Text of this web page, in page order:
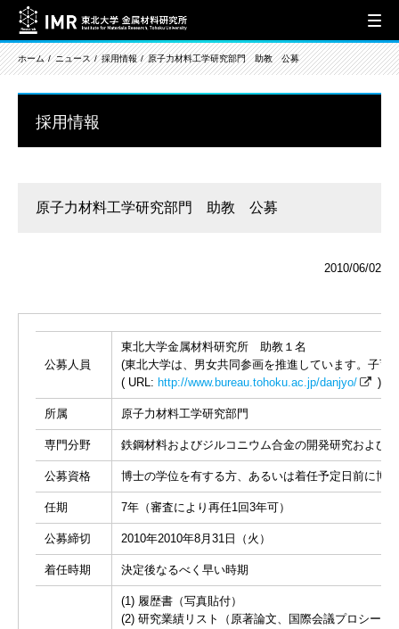
ホーム ニュース 採用情報 原子力材料工学研究部門 助教 公募
採用情報
原子力材料工学研究部門 助教 公募
2010/06/02
公募人員
東北大学金属材料研究所 助教１名
(東北大学は、男女共同参画を推進しています。子
( URL: http://www.bureau.tohoku.ac.jp/danjyo/ )
所属 原子力材料工学研究部門
専門分野 鉄鋼材料およびジルコニウム合金の開発研究および
公募資格 博士の学位を有する方、あるいは着任予定日前に博
任期 7年（審査により再任1回3年可）
公募締切 2010年2010年8月31日（火）
着任時期 決定後なるべく早い時期
(1) 履歴書（写真貼付）
(2) 研究業績リスト（原著論文、国際会議プロシー